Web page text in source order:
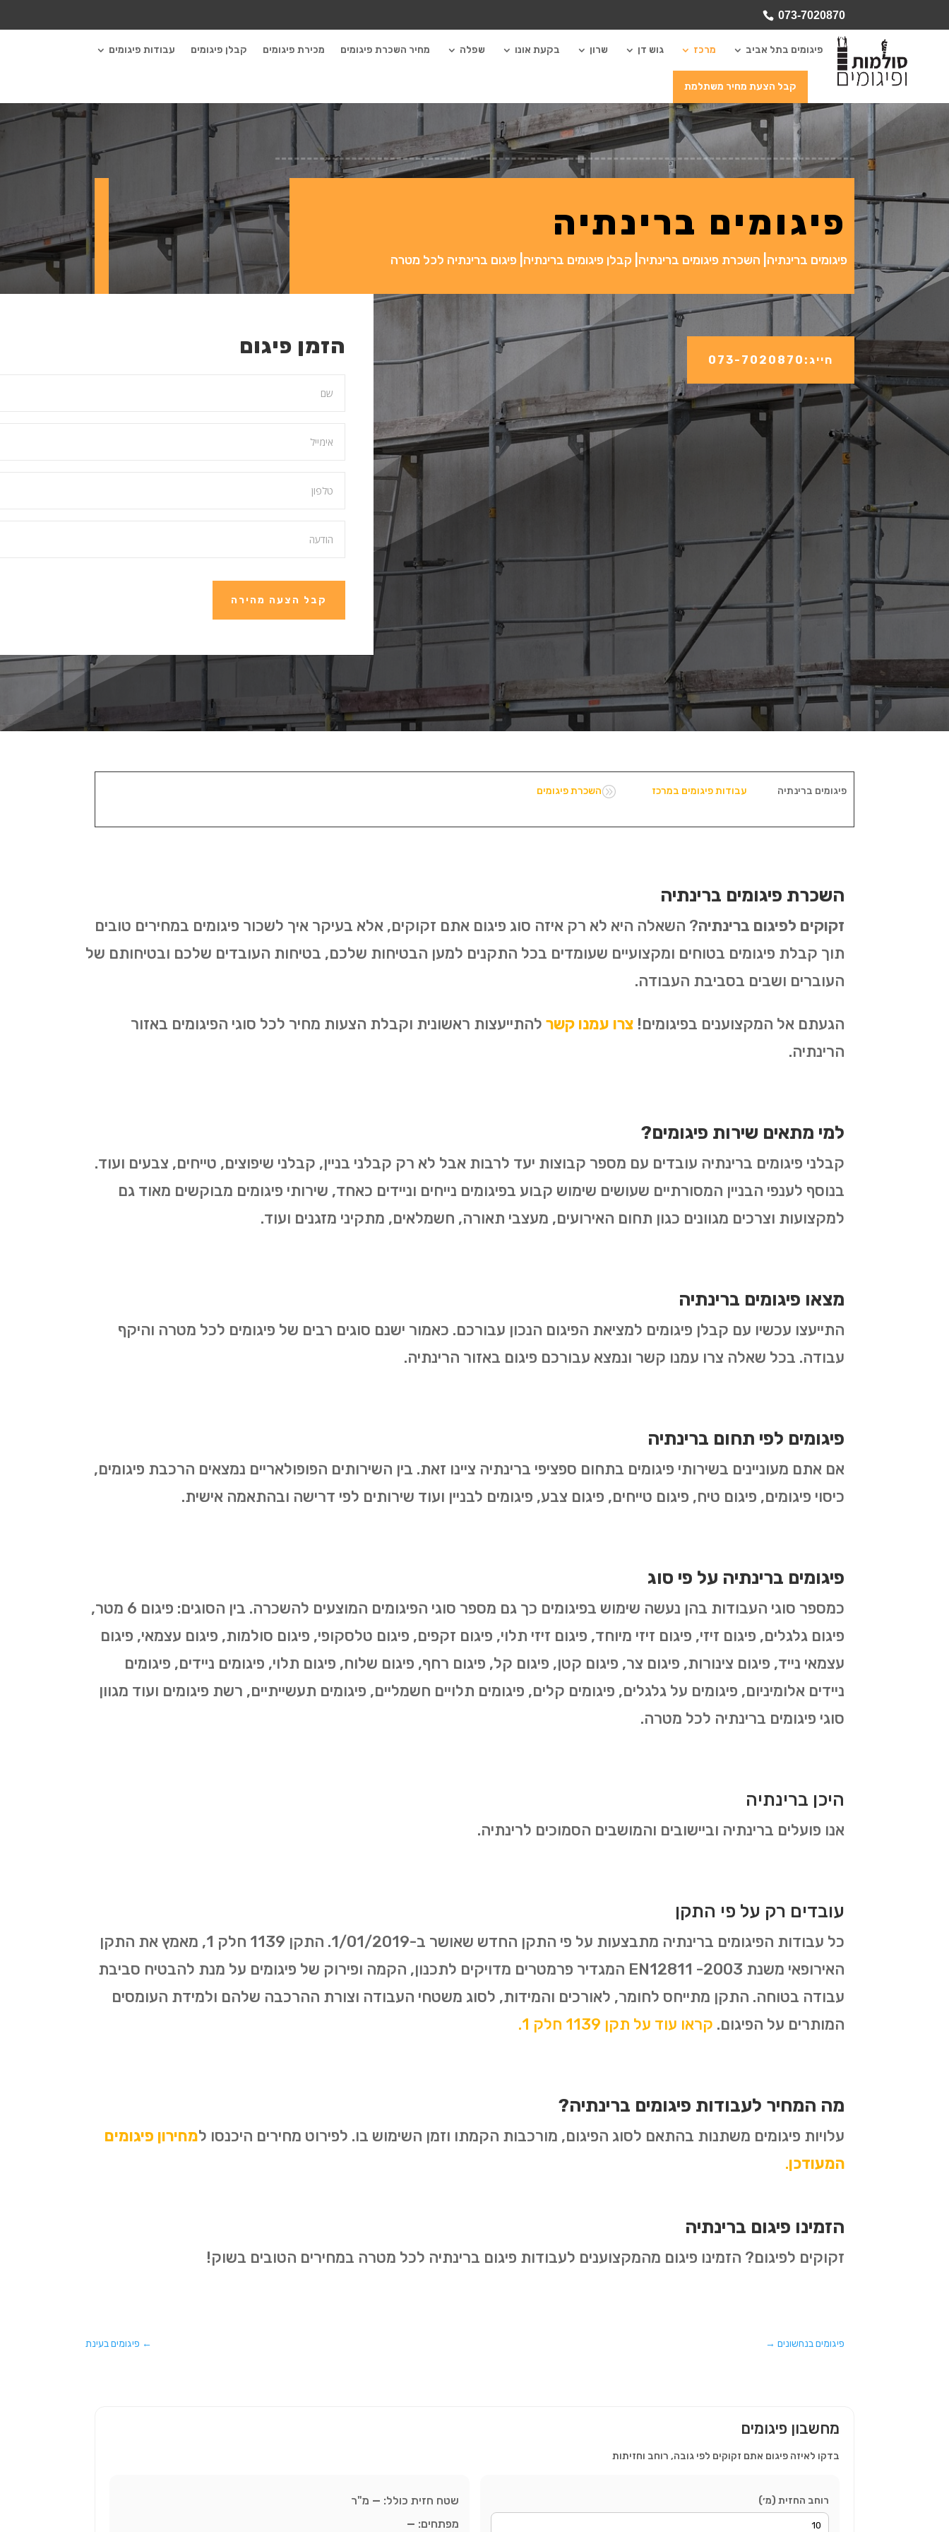
073-7020870
פיגומים בתל אביב מרכז גוש דן שרון בקעת אונו שפלה מחיר השכרת פיגומים מכירת פיגומים קבלן פיגומים עבודות פיגומים
קבל הצעת מחיר משתלמת
פיגומים ברינתיה
פיגומים ברינתיה| השכרת פיגומים ברינתיה| קבלן פיגומים ברינתיה| פיגום ברינתיה לכל מטרה
הזמן פיגום
קבל הצעה מהירה
חייג:073-7020870
Aהשכרת פיגומים עבודות פיגומים במרכז פיגומים ברינתיה
השכרת פיגומים ברינתיה
זקוקים לפיגום ברינתיה? השאלה היא לא רק איזה סוג פיגום אתם זקוקים, אלא בעיקר איך לשכור פיגומים במחירים טובים
תוך קבלת פיגומים בטוחים ומקצועיים שעומדים בכל התקנים למען הבטיחות שלכם, בטיחות העובדים שלכם ובטיחותם של
העוברים ושבים בסביבת העבודה.
הגעתם אל המקצוענים בפיגומים! צרו עמנו קשרלהתייעצות ראשונית וקבלת הצעות מחיר לכל סוגי הפיגומים באזור
הרינתיה.
למי מתאים שירות פיגומים?
קבלני פיגומים ברינתיה עובדים עם מספר קבוצות יעד לרבות אבל לא רק קבלני בניין, קבלני שיפוצים, טייחים, צבעים ועוד.
בנוסף לענפי הבניין המסורתיים שעושים שימוש קבוע בפיגומים נייחים וניידים כאחד, שירותי פיגומים מבוקשים מאוד גם
למקצועות וצרכים מגוונים כגון תחום האירועים, מעצבי תאורה, חשמלאים, מתקיני מזגנים ועוד.
מצאו פיגומים ברינתיה
התייעצו עכשיו עם קבלן פיגומים למציאת הפיגום הנכון עבורכם. כאמור ישנם סוגים רבים של פיגומים לכל מטרה והיקף
עבודה. בכל שאלה צרו עמנו קשר ונמצא עבורכם פיגום באזור הרינתיה.
פיגומים לפי תחום ברינתיה
אם אתם מעוניינים בשירותי פיגומים בתחום ספציפי ברינתיה ציינו זאת. בין השירותים הפופולאריים נמצאים הרכבת פיגומים,
כיסוי פיגומים, פיגום טיח, פיגום טייחים, פיגום צבע, פיגומים לבניין ועוד שירותים לפי דרישה ובהתאמה אישית.
פיגומים ברינתיה על פי סוג
כמספר סוגי העבודות בהן נעשה שימוש בפיגומים כך גם מספר סוגי הפיגומים המוצעים להשכרה. בין הסוגים: פיגום 6 מטר,
פיגום גלגלים, פיגום זיזי, פיגום זיזי מיוחד, פיגום זיזי תלוי, פיגום זקפים, פיגום טלסקופי, פיגום סולמות, פיגום עצמאי, פיגום
עצמאי נייד, פיגום צינורות, פיגום צר, פיגום קטן, פיגום קל, פיגום רחף, פיגום שלוח, פיגום תלוי, פיגומים ניידים, פיגומים
ניידים אלומיניום, פיגומים על גלגלים, פיגומים קלים, פיגומים תלויים חשמליים, פיגומים תעשייתיים, רשת פיגומים ועוד מגוון
סוגי פיגומים ברינתיה לכל מטרה.
היכן ברינתיה
אנו פועלים ברינתיה וביישובים והמושבים הסמוכים לרינתיה.
עובדים רק על פי התקן
כל עבודות הפיגומים ברינתיה מתבצעות על פי התקן החדש שאושר ב-1/01/2019. התקן 1139 חלק 1, מאמץ את התקן
האירופאי משנת 2003- EN12811 המגדיר פרמטרים מדויקים לתכנון, הקמה ופירוק של פיגומים על מנת להבטיח סביבת
עבודה בטוחה. התקן מתייחס לחומר, לאורכים והמידות, לסוג משטחי העבודה וצורת ההרכבה שלהם ולמידת העומסים
המותרים על הפיגום. קראו עוד על תקן 1139 חלק 1.
מה המחיר לעבודות פיגומים ברינתיה?
עלויות פיגומים משתנות בהתאם לסוג הפיגום, מורכבות הקמתו וזמן השימוש בו. לפירוט מחירים היכנסו למחירון פיגומים
המעודכן.
הזמינו פיגום ברינתיה
זקוקים לפיגום? הזמינו פיגום מהמקצוענים לעבודות פיגום ברינתיה לכל מטרה במחירים הטובים בשוק!
← פיגומים בעינת פיגומים בנחשונים→
מחשבון פיגומים
בדקו לאיזה פיגום אתם זקוקים לפי גובה, רוחב וחזיתות
רוחב החזית (מ׳) שטח חזית כולל: — מ"ר
מפתחים: —